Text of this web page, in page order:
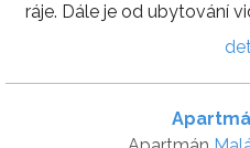
ráje. Dále je od ubytování